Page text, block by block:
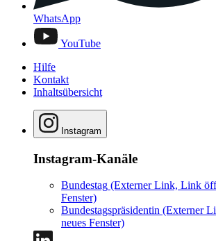
WhatsApp
YouTube
Hilfe
Kontakt
Inhaltsübersicht
Instagram
Instagram-Kanäle
Bundestag (Externer Link, Link
Fenster)
Bundestagspräsidentin (Externer
neues Fenster)